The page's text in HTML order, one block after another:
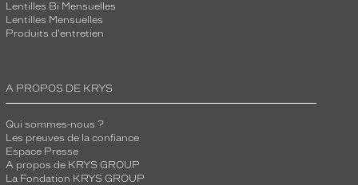
Lentilles Bi Mensuelles
Lentilles Mensuelles
Produits d'entretien
A PROPOS DE KRYS
Qui sommes-nous ?
Les preuves de la confiance
Espace Presse
A propos de KRYS GROUP
La Fondation KRYS GROUP